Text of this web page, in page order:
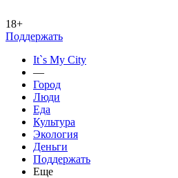
18+
Поддержать
It`s My City
—
Город
Люди
Еда
Культура
Экология
Деньги
Поддержать
Еще